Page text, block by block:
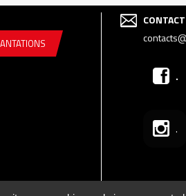
CONTACT
.
.